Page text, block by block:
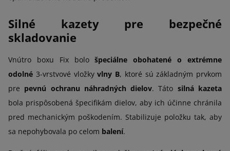
Silné kazety pre bezpečné
skladovanie
Vnútro boxu Fix bološpeciálne obohatené o extrémne
odolné 3-vrstvové vložkyvlny B, ktoré sú základným prvkom
pre pevnú ochranu náhradných dielov. Táto silná kazeta
bola prispôsobená špecifikám dielov, aby ich účinne chránila
pred mechanickým poškodením. Stabilizuje položku tak, aby
sa nepohybovala po celom balení.